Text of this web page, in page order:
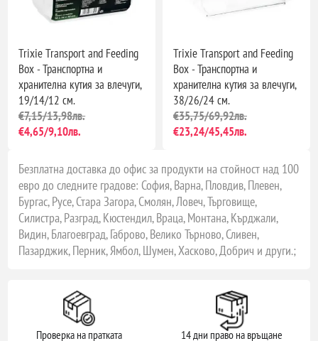
Trixie Transport and Feeding
Box - Транспортна и
хранителна кутия за влечуги,
19/14/12 см.
€7,15/13,98лв.
€4,65/9,10лв.
Trixie Transport and Feeding
Box - Транспортна и
хранителна кутия за влечуги,
38/26/24 см.
€35,75/69,92лв.
€23,24/45,45лв.
Безплатна доставка до офис за продукти на стойност над 100
евро до следните градове: София, Варна, Пловдив, Плевен,
Бургас, Русе, Стара Загора, Смолян, Ловеч, Търговище,
Силистра, Разград, Кюстендил, Враца, Монтана, Кърджали,
Видин, Благоевград, Габрово, Велико Търново, Сливен,
Пазарджик, Перник, Ямбол, Шумен, Хасково, Добрич и други.;
Проверка на пратката 14 дни право на връщане